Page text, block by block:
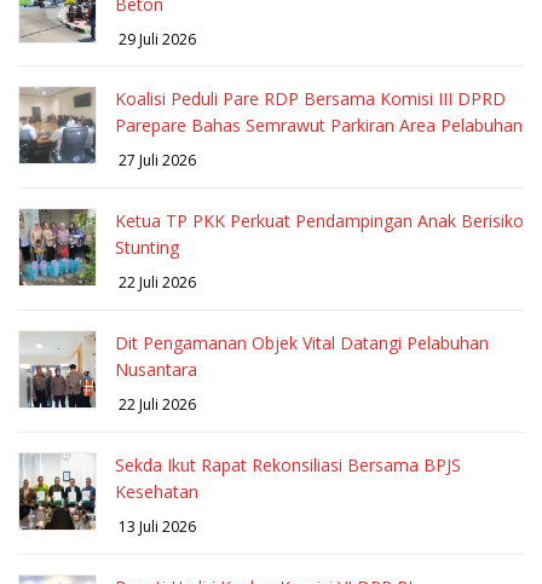
29 Juli 2026
Koalisi Peduli Pare RDP Bersama Komisi III DPRD
Parepare Bahas Semrawut Parkiran Area Pelabuhan
27 Juli 2026
Ketua TP PKK Perkuat Pendampingan Anak Berisiko
Stunting
22 Juli 2026
Dit Pengamanan Objek Vital Datangi Pelabuhan
Nusantara
22 Juli 2026
Sekda Ikut Rapat Rekonsiliasi Bersama BPJS
Kesehatan
13 Juli 2026